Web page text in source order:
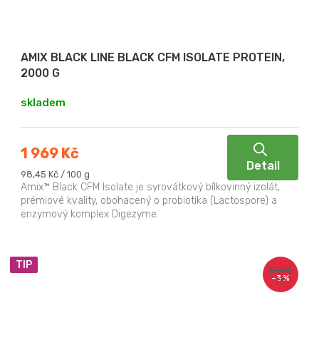
AMIX BLACK LINE BLACK CFM ISOLATE PROTEIN,
2000 G
skladem
1 969 Kč
Měrná
cena:
98,45 Kč / 100 g
Detail
Amix™ Black CFM Isolate je syrovátkový bílkovinný izolát,
prémiové kvality, obohacený o probiotika (Lactospore) a
enzymový komplex Digezyme.
TIP
2 290
Kč
–3 %